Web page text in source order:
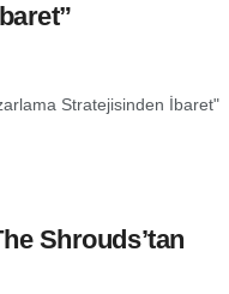
Stratejisinden İbaret"
Shrouds’tan